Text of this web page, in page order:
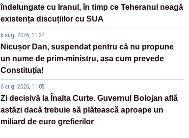
îndelungate cu Iranul, în timp ce Teheranul neagă
existența discuțiilor cu SUA
6 aug. 2026, 11:24
Nicușor Dan, suspendat pentru că nu propune
un nume de prim-ministru, așa cum prevede
Constituția!
6 aug. 2026, 11:05
Zi decisivă la Înalta Curte. Guvernul Bolojan află
astăzi dacă trebuie să plătească aproape un
miliard de euro grefierilor